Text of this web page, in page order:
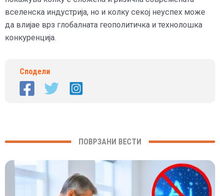
вселенска индустрија, но и колку секој неуспех може
да влијае врз глобалната геополитичка и технолошка
конкуренција.
Сподели
ПОВРЗАНИ ВЕСТИ